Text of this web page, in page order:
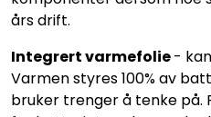
års drift.
Integrert varmefolie-
Varmen styres 100% av
bruker trenger å tenke på.